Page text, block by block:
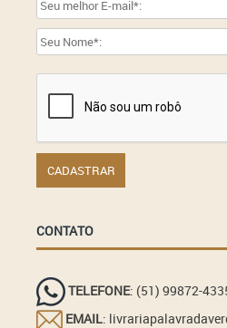
CONTATO
TELEFONE: (51) 99872-
EMAIL: